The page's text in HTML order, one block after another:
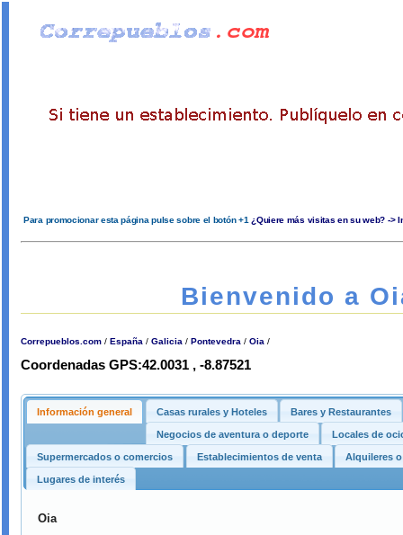
Para promocionar esta página pulse sobre el botón +1 ¿Quiere más visitas en su web? ->
Bienvenido a
Correpueblos.com / España / Galicia / Pontevedra / Oia /
Coordenadas GPS:42.0031 , -8.87521
Información general Casas rurales y Hoteles Bares y Restaurantes
Negocios de aventura o deporte Locales de
Supermercados o comercios Establecimientos de venta Alquileres
Lugares de interés
Oia